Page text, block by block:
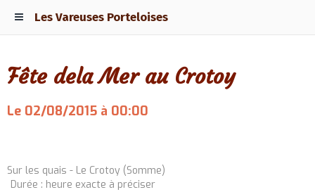
Les Vareuses Porteloises
Fête dela Mer au Crotoy
Le 02/08/2015 à 00:00
Sur les quais - Le Crotoy (Somme)
Durée : heure exacte à préciser